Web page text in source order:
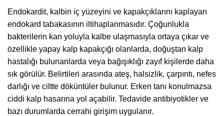
Endokardit, kalbin iç yüzeyini ve kapakçıklarını kaplayan
endokard tabakasının iltihaplanmasıdır. Çoğunlukla
bakterilerin kan yoluyla kalbe ulaşmasıyla ortaya çıkar ve
özellikle yapay kalp kapakçığı olanlarda, doğuştan kalp
hastalığı bulunanlarda veya bağışıklığı zayıf kişilerde daha
sık görülür. Belirtileri arasında ateş, halsizlik, çarpıntı, nefes
darlığı ve ciltte döküntüler bulunur. Erken tanı konulmazsa
ciddi kalp hasarına yol açabilir. Tedavide antibiyotikler ve
bazı durumlarda cerrahi girişim uygulanır.